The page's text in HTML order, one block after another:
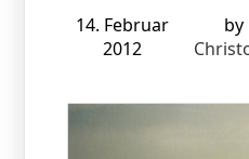
14. Februar
2012
by